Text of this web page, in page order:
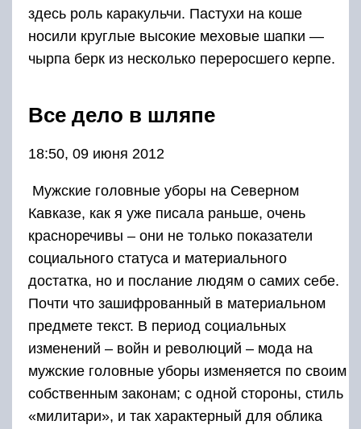
здесь роль каракульчи. Пастухи на коше
носили круглые высокие меховые шапки —
чырпа берк из несколько переросшего керпе.
Все дело в шляпе
18:50, 09 июня 2012
Мужские головные уборы на Северном
Кавказе, как я уже писала раньше, очень
красноречивы – они не только показатели
социального статуса и материального
достатка, но и послание людям о самих себе.
Почти что зашифрованный в материальном
предмете текст. В период социальных
изменений – войн и революций – мода на
мужские головные уборы изменяется по своим
собственным законам; с одной стороны, стиль
«милитари», и так характерный для облика